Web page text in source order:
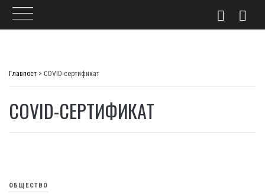
Главпост > COVID-сертификат
COVID-СЕРТИФИКАТ
ОБЩЕСТВО